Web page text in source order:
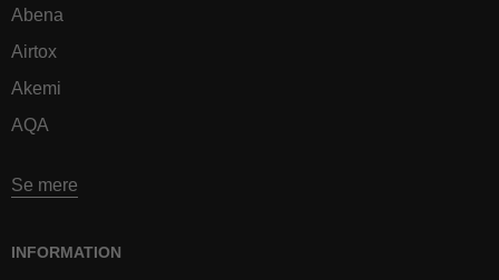
Abena
Airtox
Akemi
AQA
Se mere
INFORMATION